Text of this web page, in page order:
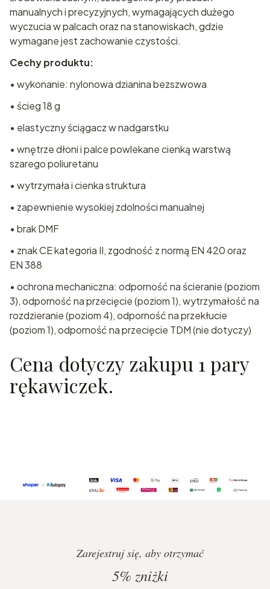
manualnych i precyzyjnych, wymagających dużego
wyczucia w palcach oraz na stanowiskach, gdzie
wymagane jest zachowanie czystości.
Cechy produktu:
• wykonanie: nylonowa dzianina bezszwowa
• ścieg 18 g
• elastyczny ściągacz w nadgarstku
• wnętrze dłoni i palce powlekane cienką warstwą
szarego poliuretanu
• wytrzymała i cienka struktura
• zapewnienie wysokiej zdolności manualnej
• brak DMF
• znak CE kategoria II, zgodność z normą EN 420 oraz
EN 388
• ochrona mechaniczna: odporność na ścieranie (poziom
3), odporność na przecięcie (poziom 1), wytrzymałość na
rozdzieranie (poziom 4), odporność na przekłucie
(poziom 1), odporność na przecięcie TDM (nie dotyczy)
Cena dotyczy zakupu 1 pary
rękawiczek.
Zarejestruj się, aby otrzymać
5% zniżki